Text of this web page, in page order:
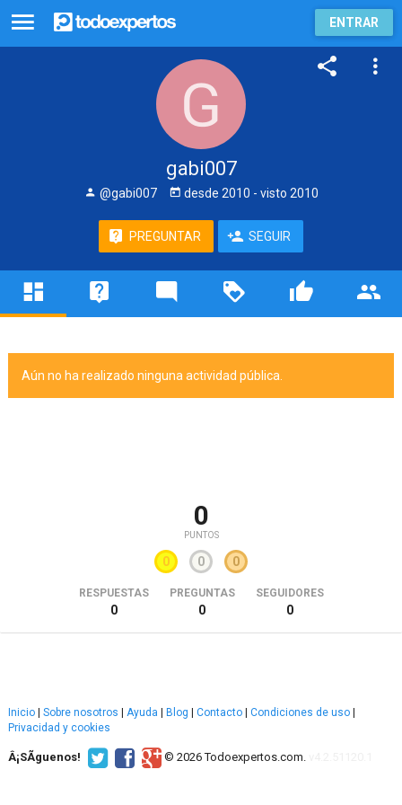
ENTRAR
gabi007
@gabi007 desde 2010 - visto 2010
PREGUNTAR SEGUIR
Aún no ha realizado ninguna actividad pública.
0
PUNTOS
0 0 0
RESPUESTAS
0
PREGUNTAS
0
SEGUIDORES
0
Inicio Sobre nosotros Ayuda Blog Contacto Condiciones de uso
Privacidad y cookies
Â¡SÃ­guenos! © 2026 Todoexpertos.com.